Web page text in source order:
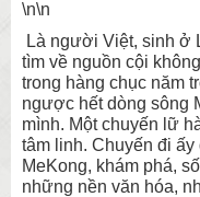
\n\n
Là người Việt, sinh ở
tìm về nguồn cội
trong hàng chục năm
ngược hết dòng sông
mình. Một chuyến lữ
tâm linh. Chuyến đi
MeKong, khám phá,
những nền văn hóa,